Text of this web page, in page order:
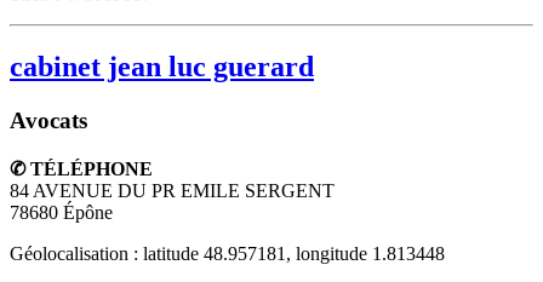
cabinet jean luc guerard
Avocats
✆ TÉLÉPHONE
84 AVENUE DU PR EMILE SERGENT
78680 Épône
Géolocalisation : latitude 48.957181, longitude 1.813448